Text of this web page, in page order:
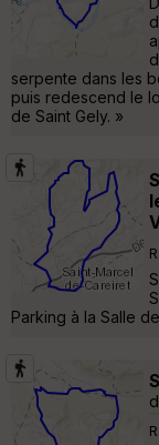
serpente dans les
puis redescend le
de Saint Gely. »
Parking à la Salle